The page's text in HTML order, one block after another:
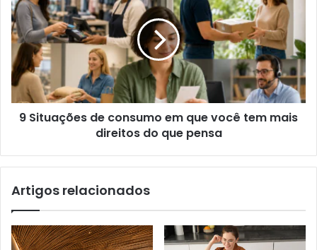
9 Situações de consumo em que você tem mais
direitos do que pensa
Artigos relacionados